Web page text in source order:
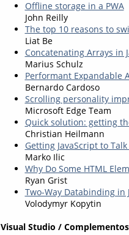
Offline storage in a PWA
John Reilly
The top 10 reasons to
Liat Be
Concatenating Arrays in
Marius Schulz
Performant Expandable
Bernardo Cardoso
Scrolling personality
Microsoft Edge Team
Quick solution: getting
Christian Heilmann
Getting JavaScript to Talk
Marko Ilic
Why Do Some HTML
Ryan Grist
Two-Way Databinding in
Volodymyr Kopytin
Visual Studio /